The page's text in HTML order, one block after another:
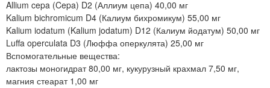
Allium cepa (Cepa) D2 (Аллиум цепа) 40,00 мг
Kalium bichromicum D4 (Калиум бихромикум) 55,00 мг
Kalium iodatum (Kalium jodatum) D12 (Калиум йодатум) 50,00 мг
Luffa operculata D3 (Люффа оперкулята) 25,00 мг
Вспомогательные вещества:
лактозы моногидрат 80,00 мг, кукурузный крахмал 7,50 мг,
магния стеарат 1,00 мг